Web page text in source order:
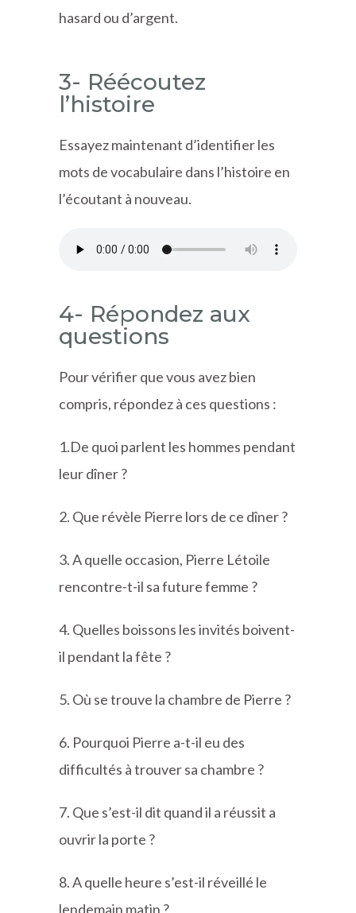
hasard ou d’argent.
3- Réécoutez
l’histoire
Essayez maintenant d’identifier les
mots de vocabulaire dans l’histoire en
l’écoutant à nouveau.
4- Répondez aux
questions
Pour vérifier que vous avez bien
compris, répondez à ces questions :
1.De quoi parlent les hommes pendant
leur dîner ?
2. Que révèle Pierre lors de ce dîner ?
3. A quelle occasion, Pierre Létoile
rencontre-t-il sa future femme ?
4. Quelles boissons les invités boivent-
il pendant la fête ?
5. Où se trouve la chambre de Pierre ?
6. Pourquoi Pierre a-t-il eu des
difficultés à trouver sa chambre ?
7. Que s’est-il dit quand il a réussit a
ouvrir la porte ?
8. A quelle heure s’est-il réveillé le
lendemain matin ?